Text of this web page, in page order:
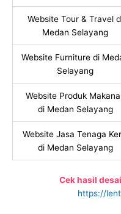
Website Tour & Travel
Medan Selayang
Website Furniture di
Selayang
Website Produk
di Medan Selayang
Website Jasa Tenaga
di Medan Selayang
Cek hasil
https://